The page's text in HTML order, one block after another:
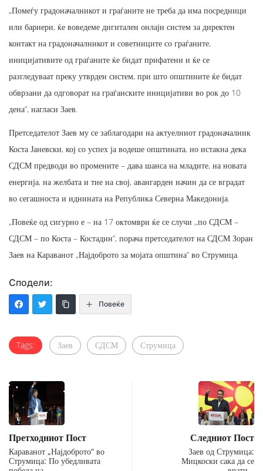
„Помеѓу градоначалникот и граѓаните не треба да има посредници
или бариери, ќе воведеме дигитален онлајн систем за директен
контакт на градоначалникот и советниците со граѓаните,
иницијативите од граѓаните ќе бидат прифатени и ќе се
разгледуваат преку утврден систем, при што општините ќе бидат
обврзани да одговорат на граѓанските иницијативи во рок до 10
дена“, нагласи Заев.
Претседателот Заев му се заблагодари на актуелниот градоначалник
Коста Јаневски, кој со успех ја водеше општината, но истакна дека
СДСМ предводи во промените – дава шанса на младите, на новата
енергија, на желбата и тие на свој, авангарден начин да се вградат
во сегашноста и иднината на Република Северна Македонија.
„Повеќе од сигурно е – на 17 октомври ќе се случи ,,по СДСМ –
СДСМ – по Коста – Костадин”, порача претседателот на СДСМ Зоран
Заев на Караванот „Најдоброто за мојата општина“ во Струмица.
Сподели:
Повеќе
Tags: Заев СДСМ Струмица
Претходниот Пост
Караванот „Најдоброто“ во
Струмица: По убедливата
Следниот Пост
Заев од Струмица:
Мицкоски сака да се